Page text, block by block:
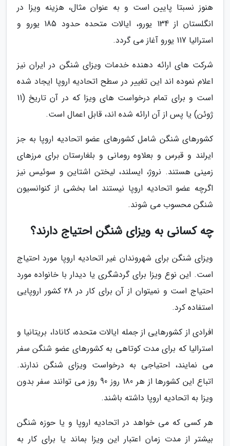
هنوز نسبتا پایین است و به عنوان مثال، هزینه ویزا در
انگلستان از 134 یورو، ایالات متحده حدود 185 یورو و
استرالیا 117 یورو آغاز می گردد.
شرکت های ارائه دهنده خدمات ویزای شنگن در ایران نیز
اعلام نموده اند این تغییر در سطح اتحادیه اروپا ایجاد شده
است و برای تمام درخواست های ویزا که در آن تاریخ (11
ژوئن) یا پس از آن ارائه شده اند، قابل اعمال است.
کشورهای شنگن شامل کشورهای عضو اتحادیه اروپا به جز
ایرلند و قبرس و بعلاوه رومانی و بلغارستان برای مرزهای
زمینی هستند. نروژ، ایسلند، لیختن اشتاین و سوئیس نیز
اگرچه عضو اتحادیه اروپا نیستند اما بخشی از کنوانسیون
شنگن محسوب می شوند.
چه کسانی به ویزای شنگن احتیاج دارند؟
ویزای شنگن برای شهروندان غیر اتحادیه اروپا مورد احتیاج
است. این نوع ویزا برای گردشگری یا دیدار با خانواده مورد
احتیاج است و نمیتوان از آن برای کار در 28 کشور اروپایی
استفاده کرد.
افرادی از کشورهایی از جمله ایالات متحده، کانادا، بریتانیا و
استرالیا که برای مدت کوتاهی به کشورهای عضو شنگن سفر
می نمایند، احتیاجی به درخواست ویزای شنگن ندارند.
اتباع این کشورها از هر 180 روز 90 روز می توانند سفر بدون
ویزا به اتحادیه اروپا داشته باشند.
هر کسی که می خواهد در اتحادیه اروپا و یا حوزه شنگن
بیشتر از مدت زمان اعتبار این ویزا بماند یا برای کار به